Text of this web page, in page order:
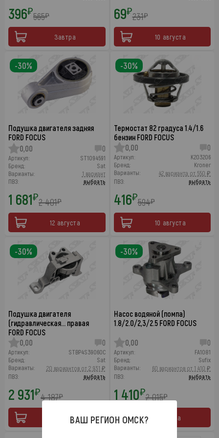
396₽565₽
Завтра
69₽231₽
10 августа
Подушка двигателя задняя
FORD FOCUS
0,00
0
Артикул:
ST1094591
Бренд:
Sat
Варианты:
1 вариант
ПВЗ:
выбрать
1 681₽2 401₽
12 августа
-30%
Термостат 82 градуса 1.4/1.6
бензин FORD FOCUS
0,00
0
Артикул:
K203206
Бренд:
Kroner
Варианты:
42 варианта от 550 ₽
ПВЗ:
выбрать
416₽594₽
10 августа
-30%
Подушка двигателя
(гидравлическая… правая
FORD FOCUS
0,00
0
Артикул:
STBP4S39060C
Бренд:
Sat
Варианты:
20 вариантов от 2 931 ₽
ПВЗ:
выбрать
2 931₽4 187₽
10 августа
-30%
Насос водяной (помпа)
1.8/2.0/2,3/2.5 FORD FOCUS
0,00 0
Артикул:
FA1081
Бренд:
Sufix
Варианты:
60 вариантов от 1 410 ₽
ПВЗ:
выбрать
1 410₽2 015₽
Завтра
-30%
ВАШ РЕГИОН ОМСК?